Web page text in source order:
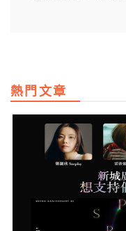
熱門文章